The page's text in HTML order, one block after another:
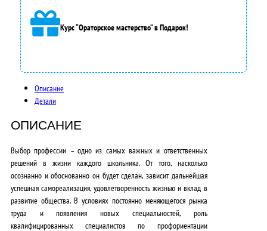
9
0
0
0
0
₽
.
Курс “Ораторское мастерство” в Подарок!
Описание
Детали
ОПИСАНИЕ
Выбор профессии – одно из самых важных и ответственных
решений в жизни каждого школьника. От того, насколько
осознанно и обоснованно он будет сделан, зависит дальнейшая
успешная самореализация, удовлетворенность жизнью и вклад в
развитие общества. В условиях постоянно меняющегося рынка
труда и появления новых специальностей, роль
квалифицированных специалистов по профориентации